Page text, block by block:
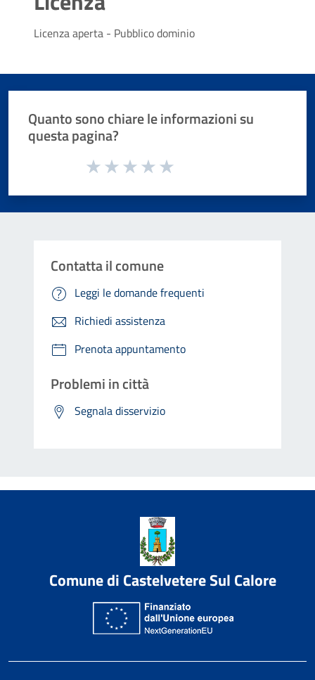
Licenza aperta - Pubblico dominio
Quanto sono chiare le informazioni su
questa pagina?
Valuta da 1 a 5 stelle la pagina
Contatta il comune
Leggi le domande frequenti
Richiedi assistenza
Prenota appuntamento
Problemi in città
Segnala disservizio
Comune di Castelvetere Sul Calore